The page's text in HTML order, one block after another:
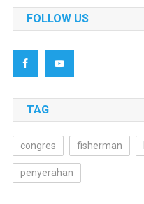
FOLLOW US
TAG
congres fisherman
penyerahan